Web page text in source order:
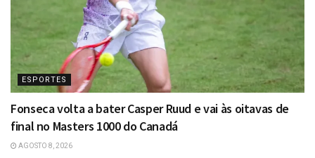
ESPORTES
Fonseca volta a bater Casper Ruud e vai às oitavas de
final no Masters 1000 do Canadá
AGOSTO 8, 2026